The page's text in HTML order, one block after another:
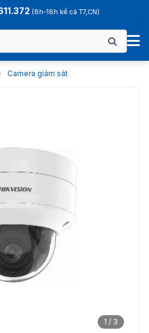
(8h-18h kể cả T7,CN)
› Camera giám sát
1 / 3